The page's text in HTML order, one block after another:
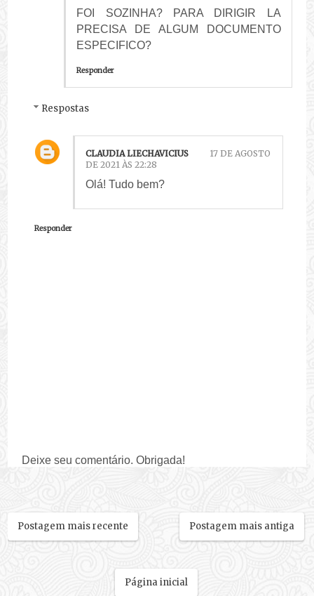
FOI SOZINHA? PARA DIRIGIR LA
PRECISA DE ALGUM DOCUMENTO
ESPECIFICO?
Responder
Respostas
CLAUDIA LIECHAVICIUS
17 DE AGOSTO
DE 2021 ÀS 22:28
Olá! Tudo bem?
Responder
Deixe seu comentário. Obrigada!
Postagem mais recente Postagem mais antiga
Página inicial